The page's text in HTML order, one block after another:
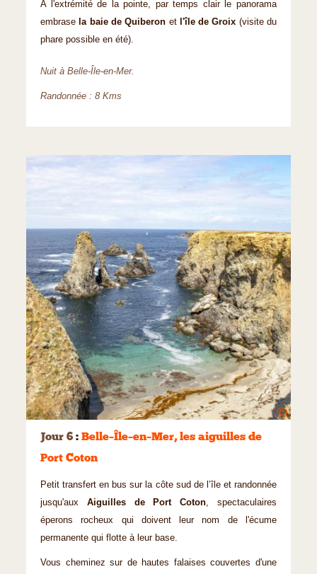
A l'extrémité de la pointe, par temps clair le panorama
embrase la baie de Quiberon et l'île de Groix (visite du
phare possible en été).
Nuit à Belle-Île-en-Mer.
Randonnée : 8 Kms
©
Jour 6 : Belle–Île–en–Mer, les aiguilles de
Port Coton
Petit transfert en bus sur la côte sud de l’île et randonnée
jusqu'aux Aiguilles de Port Coton, spectaculaires
éperons rocheux qui doivent leur nom de l'écume
permanente qui flotte à leur base.
Vous cheminez sur de hautes falaises couvertes d'une